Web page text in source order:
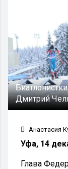
Дмитрий
Анастасия
Уфа, 14
Глава